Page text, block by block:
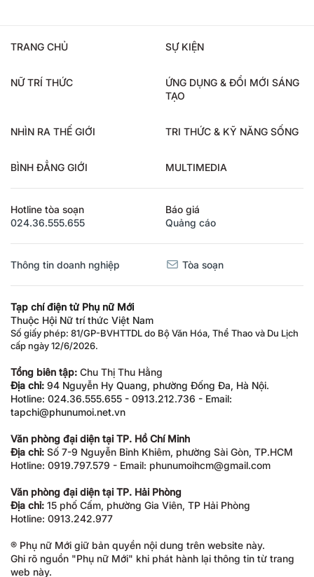
TRANG CHỦ SỰ KIỆN
NỮ TRÍ THỨC
ỨNG DỤNG & ĐỔI MỚI SÁNG
TẠO
NHÌN RA THẾ GIỚI TRI THỨC & KỸ NĂNG SỐNG
BÌNH ĐẲNG GIỚI MULTIMEDIA
Hotline tòa soạn
024.36.555.655
Báo giá
Quảng cáo
Thông tin doanh nghiệp Tòa soạn
Tạp chí điện tử Phụ nữ Mới
Thuộc Hội Nữ trí thức Việt Nam
Số giấy phép: 81/GP-BVHTTDL do Bộ Văn Hóa, Thể Thao và Du Lịch
cấp ngày 12/6/2026.
Tổng biên tập: Chu Thị Thu Hằng
Địa chỉ: 94 Nguyễn Hy Quang, phường Đống Đa, Hà Nội.
Hotline: 024.36.555.655 - 0913.212.736 - Email:
tapchi@phunumoi.net.vn
Văn phòng đại diện tại TP. Hồ Chí Minh
Địa chỉ: Số 7-9 Nguyễn Bỉnh Khiêm, phường Sài Gòn, TP.HCM
Hotline: 0919.797.579 - Email: phunumoihcm@gmail.com
Văn phòng đại diện tại TP. Hải Phòng
Địa chỉ: 15 phố Cấm, phường Gia Viên, TP Hải Phòng
Hotline: 0913.242.977
® Phụ nữ Mới giữ bản quyền nội dung trên website này.
Ghi rõ nguồn "Phụ nữ Mới" khi phát hành lại thông tin từ trang
web này.